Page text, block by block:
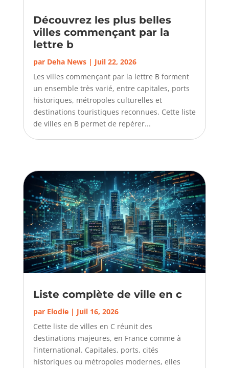
Découvrez les plus belles
villes commençant par la
lettre b
par Deha News| Juil 22, 2026
Les villes commençant par la lettre B forment
un ensemble très varié, entre capitales, ports
historiques, métropoles culturelles et
destinations touristiques reconnues. Cette liste
de villes en B permet de repérer...
Liste complète de ville en c
par Elodie| Juil 16, 2026
Cette liste de villes en C réunit des
destinations majeures, en France comme à
l’international. Capitales, ports, cités
historiques ou métropoles modernes, elles